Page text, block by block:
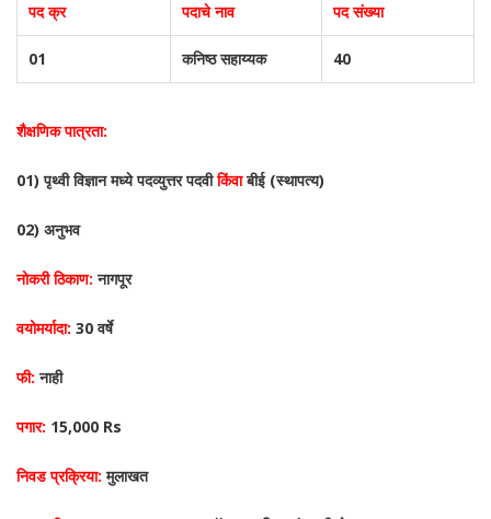
पद क्र पदाचे नाव पद संख्या
01 कनिष्ठ सहाय्यक 40
शैक्षणिक पात्रता:
01) पृथ्वी विज्ञान मध्ये पदव्युत्तर पदवीकिंवाबीई (स्थापत्य)
02) अनुभव
नोकरी ठिकाण: नागपूर
वयोमर्यादा: 30 वर्षे
फी: नाही
पगार: 15,000 Rs
निवड प्रक्रिया: मुलाखत